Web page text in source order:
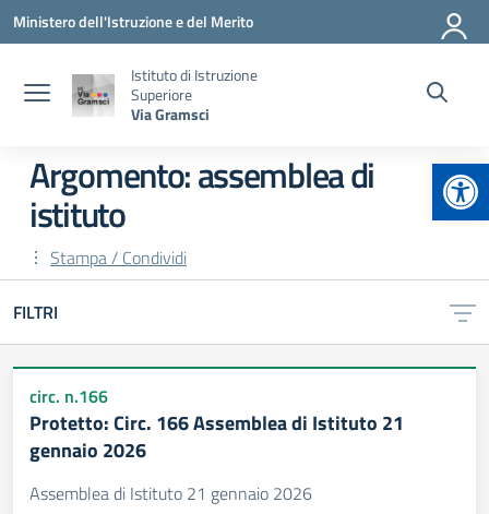
Vai ai contenuti
Vai al menu di navigazione
Vai al footer
Ministero dell'Istruzione e del Merito
Istituto di Istruzione
Superiore
Via Gramsci
Argomento: assemblea di
istituto
Stampa / Condividi
FILTRI
circ. n.166
Protetto: Circ. 166 Assemblea di Istituto 21
gennaio 2026
Assemblea di Istituto 21 gennaio 2026